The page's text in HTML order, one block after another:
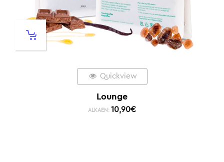
Quickview
Lounge
ALKAEN: 10,90€